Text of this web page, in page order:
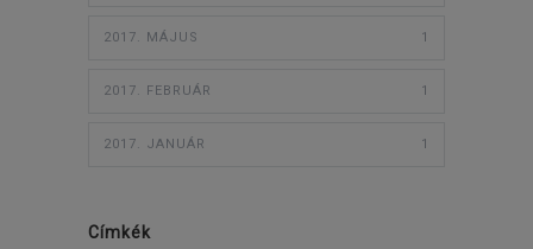
2017. MÁJUS 1
2017. FEBRUÁR 1
2017. JANUÁR 1
Címkék